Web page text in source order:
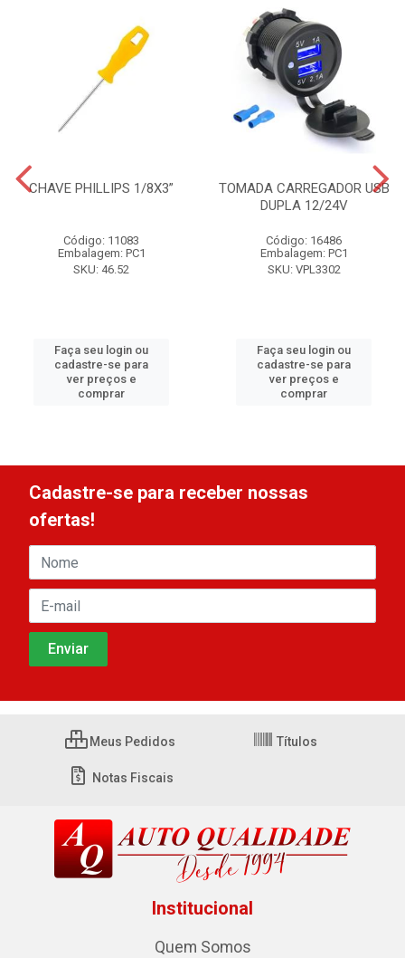
CHAVE PHILLIPS 1/8X3”
Código: 11083
Embalagem: PC1
SKU: 46.52
Faça seu login ou
cadastre-se para
ver preços e
comprar
TOMADA CARREGADOR USB
DUPLA 12/24V
Código: 16486
Embalagem: PC1
SKU: VPL3302
Faça seu login ou
cadastre-se para
ver preços e
comprar
Cadastre-se para receber nossas
ofertas!
Meus Pedidos Títulos
Notas Fiscais
Institucional
Quem Somos